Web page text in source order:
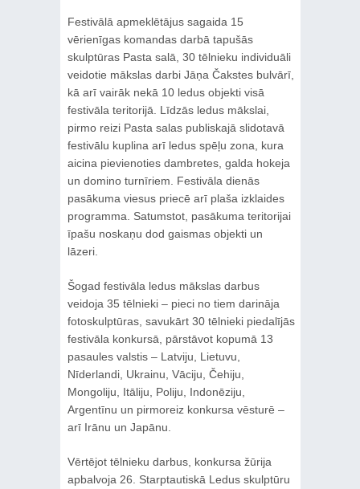
Festivālā apmeklētājus sagaida 15
vērienīgas komandas darbā tapušās
skulptūras Pasta salā, 30 tēlnieku individuāli
veidotie mākslas darbi Jāņa Čakstes bulvārī,
kā arī vairāk nekā 10 ledus objekti visā
festivāla teritorijā. Līdzās ledus mākslai,
pirmo reizi Pasta salas publiskajā slidotavā
festivālu kuplina arī ledus spēļu zona, kura
aicina pievienoties dambretes, galda hokeja
un domino turnīriem. Festivāla dienās
pasākuma viesus priecē arī plaša izklaides
programma. Satumstot, pasākuma teritorijai
īpašu noskaņu dod gaismas objekti un
lāzeri.
Šogad festivāla ledus mākslas darbus
veidoja 35 tēlnieki – pieci no tiem darināja
fotoskulptūras, savukārt 30 tēlnieki piedalījās
festivāla konkursā, pārstāvot kopumā 13
pasaules valstis – Latviju, Lietuvu,
Nīderlandi, Ukrainu, Vāciju, Čehiju,
Mongoliju, Itāliju, Poliju, Indonēziju,
Argentīnu un pirmoreiz konkursa vēsturē –
arī Irānu un Japānu.
Vērtējot tēlnieku darbus, konkursa žūrija
apbalvoja 26. Starptautiskā Ledus skulptūru